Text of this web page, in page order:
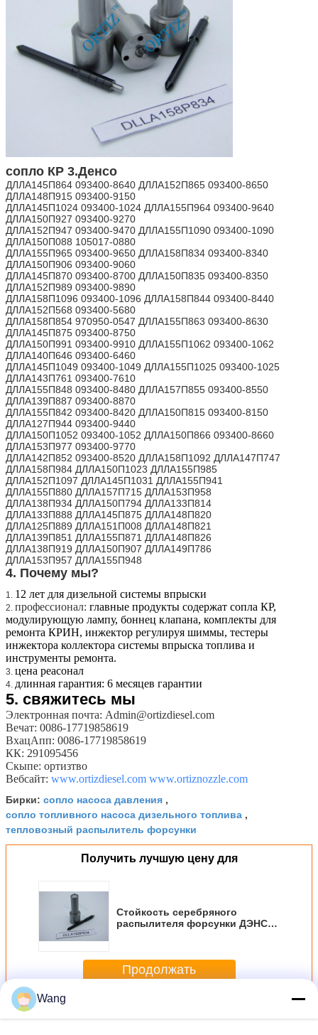
сопло КР 3.Денсо
ДЛЛА145П864 093400-8640 ДЛЛА152П865 093400-8650
ДЛЛА148П915 093400-9150
ДЛЛА145П1024 093400-1024 ДЛЛА155П964 093400-9640
ДЛЛА150П927 093400-9270
ДЛЛА152П947 093400-9470 ДЛЛА155П1090 093400-1090
ДЛЛА150П088 105017-0880
ДЛЛА155П965 093400-9650 ДЛЛА158П834 093400-8340
ДЛЛА150П906 093400-9060
ДЛЛА145П870 093400-8700 ДЛЛА150П835 093400-8350
ДЛЛА152П989 093400-9890
ДЛЛА158П1096 093400-1096 ДЛЛА158П844 093400-8440
ДЛЛА152П568 093400-5680
ДЛЛА158П854 970950-0547 ДЛЛА155П863 093400-8630
ДЛЛА145П875 093400-8750
ДЛЛА150П991 093400-9910 ДЛЛА155П1062 093400-1062
ДЛЛА140П646 093400-6460
ДЛЛА145П1049 093400-1049 ДЛЛА155П1025 093400-1025
ДЛЛА143П761 093400-7610
ДЛЛА155П848 093400-8480 ДЛЛА157П855 093400-8550
ДЛЛА139П887 093400-8870
ДЛЛА155П842 093400-8420 ДЛЛА150П815 093400-8150
ДЛЛА127П944 093400-9440
ДЛЛА150П1052 093400-1052 ДЛЛА150П866 093400-8660
ДЛЛА153П977 093400-9770
ДЛЛА142П852 093400-8520 ДЛЛА158П1092 ДЛЛА147П747
ДЛЛА158П984 ДЛЛА150П1023 ДЛЛА155П985
ДЛЛА152П1097 ДЛЛА145П1031 ДЛЛА155П941
ДЛЛА155П880 ДЛЛА157П715 ДЛЛА153П958
ДЛЛА138П934 ДЛЛА150П794 ДЛЛА133П814
ДЛЛА133П888 ДЛЛА145П875 ДЛЛА148П820
ДЛЛА125П889 ДЛЛА151П008 ДЛЛА148П821
ДЛЛА139П851 ДЛЛА155П871 ДЛЛА148П826
ДЛЛА138П919 ДЛЛА150П907 ДЛЛА149П786
ДЛЛА153П957 ДЛЛА155П948
4. Почему мы?
1. 12 лет для дизельной системы впрыски
2. профессионал: главные продукты содержат сопла КР,
модулирующую лампу, боннец клапана, комплекты для
ремонта КРИН, инжектор регулируя шиммы, тестеры
инжектора коллектора системы впрыска топлива и
инструменты ремонта.
3. цена реасонал
4. длинная гарантия: 6 месяцев гарантии
5. свяжитесь мы
Электронная почта: Admin@ortizdiesel.com
Вечат: 0086-17719858619
ВхацАпп: 0086-17719858619
КК: 291095456
Скыпе: ортизтво
Вебсайт: www.ortizdiesel.com www.ortiznozzle.com
Бирки: сопло насоса давления ,
сопло топливного насоса дизельного топлива ,
тепловозный распылитель форсунки
Получить лучшую цену для
Стойкость серебряного
распылителя форсунки ДЭНСО
Продолжать
Больше Распылитель форсунки Денсо
Wang